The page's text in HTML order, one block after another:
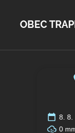
OBEC
8. 8.
0